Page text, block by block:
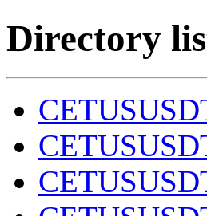
Directory